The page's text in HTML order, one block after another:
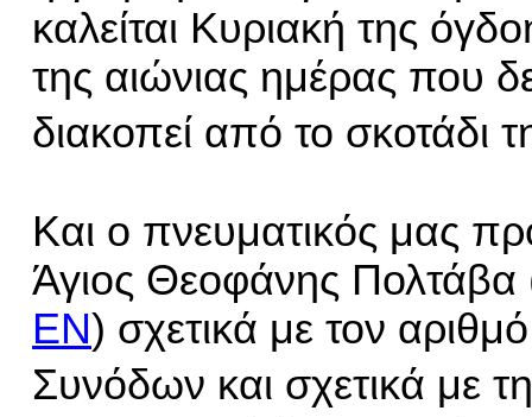
καλείται Κυριακή της
της αιώνιας ημέρας που
διακοπεί από το σκοτάδι
Και ο πνευματικός μας
Άγιος Θεοφάνης
EN) σχετικά με τον
Συνόδων και σχετικά με